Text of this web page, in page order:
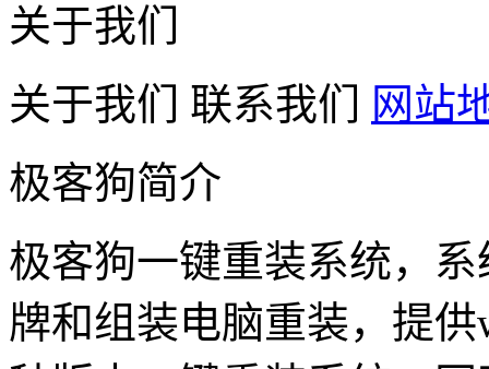
关于我们
关于我们
联系我们
网站
极客狗简介
极客狗一键重装系统，
牌和组装电脑重装，提